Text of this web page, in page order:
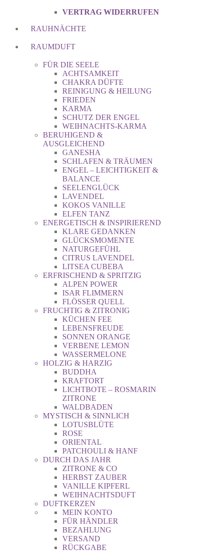
VERTRAG WIDERRUFEN
RAUHNÄCHTE
RAUMDUFT
FÜR DIE SEELE
ACHTSAMKEIT
CHAKRA DÜFTE
REINIGUNG & HEILUNG
FRIEDEN
KARMA
SCHUTZ DER ENGEL
WEIHNACHTS-KARMA
BERUHIGEND &
AUSGLEICHEND
GANESHA
SCHLAFEN & TRÄUMEN
ENGEL – LEICHTIGKEIT &
BALANCE
SEELENGLÜCK
LAVENDEL
KOKOS VANILLE
ELFEN TANZ
ENERGETISCH & INSPIRIEREND
KLARE GEDANKEN
GLÜCKSMOMENTE
NATURGEFÜHL
CITRUS LAVENDEL
LITSEA CUBEBA
ERFRISCHEND & SPRITZIG
ALPEN POWER
ISAR FLIMMERN
FLÖSSER QUELL
FRUCHTIG & ZITRONIG
KÜCHEN FEE
LEBENSFREUDE
SONNEN ORANGE
VERBENE LEMON
WASSERMELONE
HOLZIG & HARZIG
BUDDHA
KRAFTORT
LICHTBOTE – ROSMARIN
ZITRONE
WALDBADEN
MYSTISCH & SINNLICH
LOTUSBLÜTE
ROSE
ORIENTAL
PATCHOULI & HANF
DURCH DAS JAHR
ZITRONE & CO
HERBST ZAUBER
VANILLE KIPFERL
WEIHNACHTSDUFT
DUFTKERZEN
MEIN KONTO
FÜR HÄNDLER
BEZAHLUNG
VERSAND
RÜCKGABE